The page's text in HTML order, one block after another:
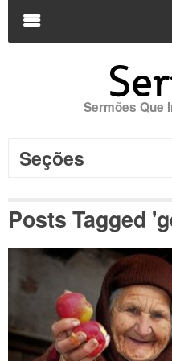
m
Sermões Que
Seções
Posts Tagged